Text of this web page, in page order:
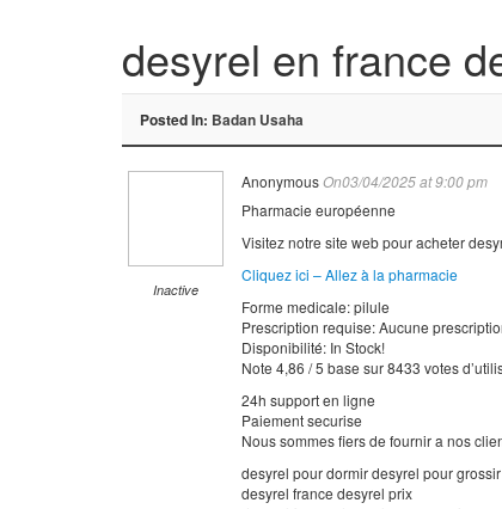
desyrel en france
Posted In: Badan Usaha
Inactive
AnonymousOn03/04/2025 at 9:00 pm
Pharmacie européenne
Visitez notre site web pour acheter
Cliquez ici – Allez à la pharmacie
Forme medicale: pilule
Prescription requise: Aucune
Disponibilité: In Stock!
Note 4,86 / 5 base sur 8433 votes
24h support en ligne
Paiement securise
Nous sommes fiers de fournir a nos
desyrel pour dormir desyrel pour grossir
desyrel france desyrel prix